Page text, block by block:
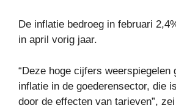
De inflatie bedroeg in februari
in april vorig jaar.
“Deze hoge cijfers weerspiegelen
inflatie in de goederensector, die
door de effecten van tarieven”,